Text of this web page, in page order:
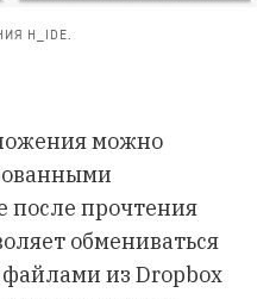
H_IDE.
можно
после прочтения
обмениваться
из Dropbox